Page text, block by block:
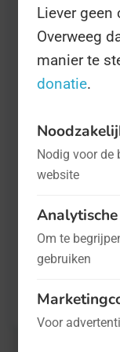
dus u kunt
doen. Niet
slachtoffers,
waarop we
steentje aan
een Dag
om deze
deze website
Liever geen
Overweeg
manier te
donatie.
Nodig voor
website
Om te
gebruiken
Voor